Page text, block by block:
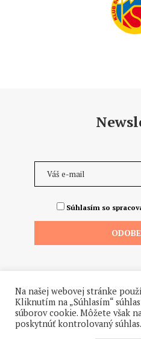
Súhlasím so
©2026 - Všetky práva vyhradené.
Na našej webovej stránke
Kliknutím na „Súhlasím“
súborov cookie. Môžete však
poskytnúť kontrolovaný súhlas.